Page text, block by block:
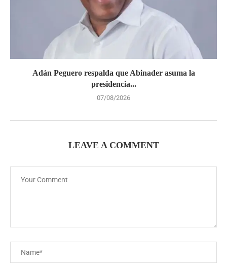
Adán Peguero respalda que Abinader asuma la
presidencia...
07/08/2026
LEAVE A COMMENT